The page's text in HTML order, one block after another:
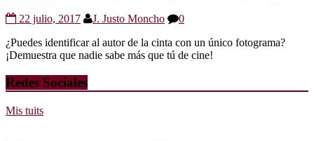
22 julio, 2017 J. Justo Moncho
0
¿Puedes identificar al autor de la cinta con un único fotograma?
¡Demuestra que nadie sabe más que tú de cine!
Redes Sociales
Mis tuits